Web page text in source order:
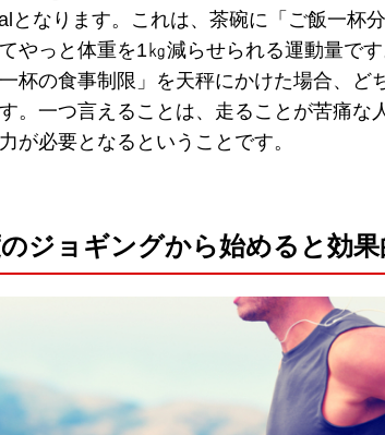
となります。これは、茶碗に「ご飯一杯
やっと体重を1㎏減らせられる運動量で
杯の食事制限」を天秤にかけた場合、ど
。一つ言えることは、走ることが苦痛な
が必要となるということです。
ジョギングから始めると効果